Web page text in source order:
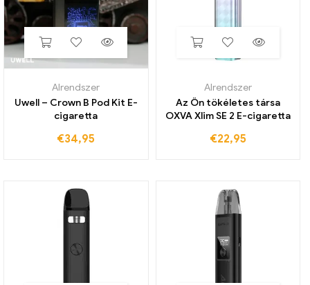
Alrendszer
Uwell – Crown B Pod Kit E-
cigaretta
€34,95
Alrendszer
Az Ön tökéletes társa
OXVA Xlim SE 2 E-cigaretta
€22,95